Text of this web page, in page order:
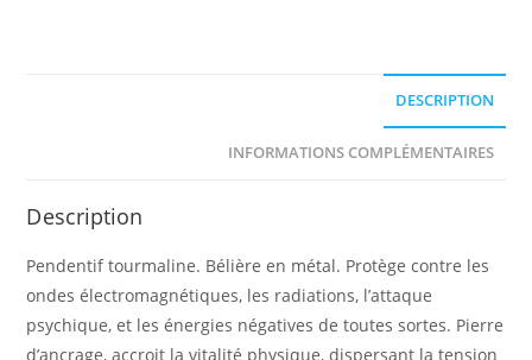
DESCRIPTION
INFORMATIONS COMPLÉMENTAIRES
Description
Pendentif tourmaline. Bélière en métal. Protège contre les
ondes électromagnétiques, les radiations, l’attaque
psychique, et les énergies négatives de toutes sortes. Pierre
d’ancrage, accroit la vitalité physique, dispersant la tension